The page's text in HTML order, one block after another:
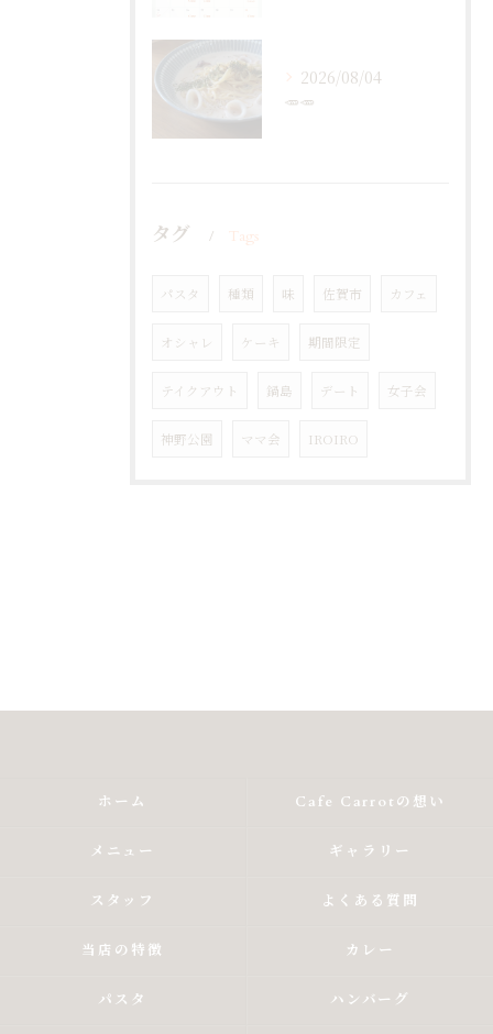
2026/08/04
🥕🥕
タグ Tags
パスタ 種類 味 佐賀市 カフェ
オシャレ ケーキ 期間限定
テイクアウト 鍋島 デート 女子会
神野公園 ママ会 IROIRO
ホーム Cafe Carrotの想い
メニュー ギャラリー
スタッフ よくある質問
当店の特徴 カレー
パスタ ハンバーグ